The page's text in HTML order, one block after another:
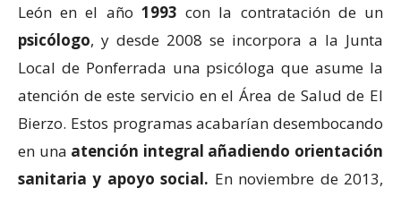
León en el año 1993 con la contratación de un
psicólogo, y desde 2008 se incorpora a la Junta
Local de Ponferrada una psicóloga que asume la
atención de este servicio en el Área de Salud de El
Bierzo. Estos programas acabarían desembocando
en una atención integral añadiendo orientación
sanitaria y apoyo social. En noviembre de 2013,